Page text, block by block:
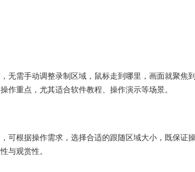
无需手动调整录制区域，鼠标走到哪里，画面就聚焦
作重点，尤其适合软件教程、操作演示等场景。
可根据操作需求，选择合适的跟随区域大小，既保证
与观赏性。